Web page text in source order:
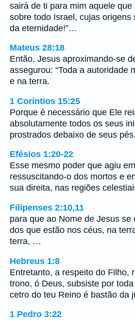
sairá de ti para mim aquele
sobre todo Israel, cujas origens
da eternidade!”…
Mateus 28:18
Então, Jesus aproximando-se
assegurou: “Toda a autoridade
e na terra.
1 Coríntios 15:25
Porque é necessário que Ele
absolutamente todos os seus
prostrados debaixo de seus pés.
Efésios 1:20-22
Esse mesmo poder que agiu
ressuscitando-o dos mortos e
sua direita, nas regiões
Filipenses 2:10,11
para que ao Nome de Jesus se
dos que estão nos céus, na
terra, …
Hebreus 1:8
Entretanto, a respeito do Filho,
trono, ó Deus, subsiste por
cetro do teu Reino é bastão da
1 Pedro 3:22